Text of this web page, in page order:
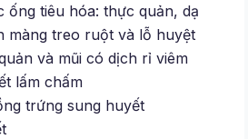
ống tiêu hóa: thực quản, dạ
màng treo ruột và lỗ huyệt
và mũi có dịch rỉ viêm
lấm chấm
trứng sung huyết